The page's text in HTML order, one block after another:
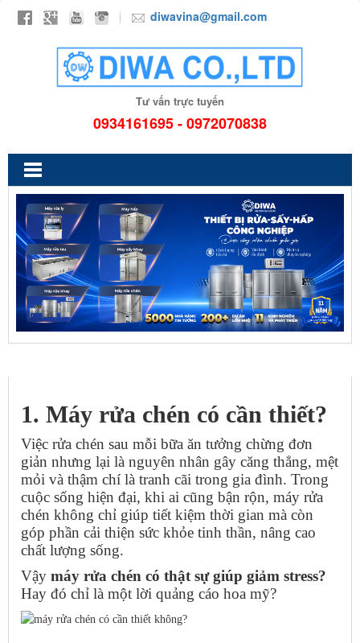
diwavina@gmail.com
Tư vấn trực tuyến
0934161695 - 0972070838
1. Máy rửa chén có cần thiết?
Việc rửa chén sau mỗi bữa ăn tưởng chừng đơn
giản nhưng lại là nguyên nhân gây căng thẳng, mệt
mỏi và thậm chí là tranh cãi trong gia đình. Trong
cuộc sống hiện đại, khi ai cũng bận rộn, máy rửa
chén không chỉ giúp tiết kiệm thời gian mà còn
góp phần cải thiện sức khỏe tinh thần, nâng cao
chất lượng sống.
Vậy máy rửa chén có thật sự giúp giảm stress?
Hay đó chỉ là một lời quảng cáo hoa mỹ?